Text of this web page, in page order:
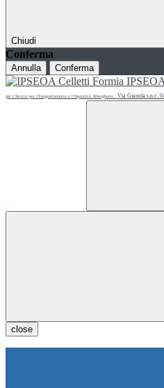
Chiudi
Conferma
Annulla Conferma
per i Servizi per l'Enogastronomia e l'Ospitalità Alberghiera Via Gianola s.n.c.
close